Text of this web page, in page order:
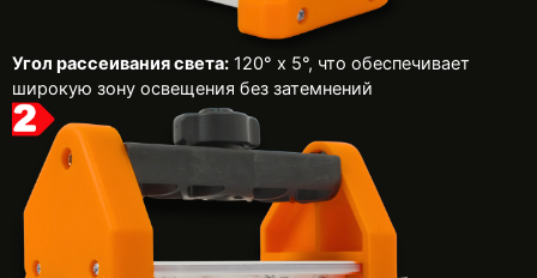
Угол рассеивания света: 120° x 5°, что обеспечивает
широкую зону освещения без затемнений